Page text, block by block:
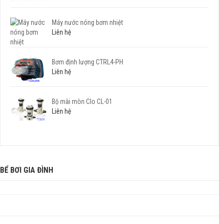
Máy nước nóng bơm nhiệt
Liên hệ
Bơm định lượng CTRL4-PH
Liên hệ
Bộ mài mòn Clo CL-01
Liên hệ
BỂ BƠI GIA ĐÌNH